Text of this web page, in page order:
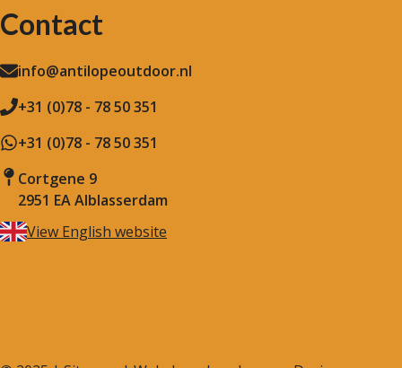
Contact
info@antilopeoutdoor.nl
+31 (0)78 - 78 50 351
+31 (0)78 - 78 50 351
Cortgene 9
2951 EA Alblasserdam
View English website